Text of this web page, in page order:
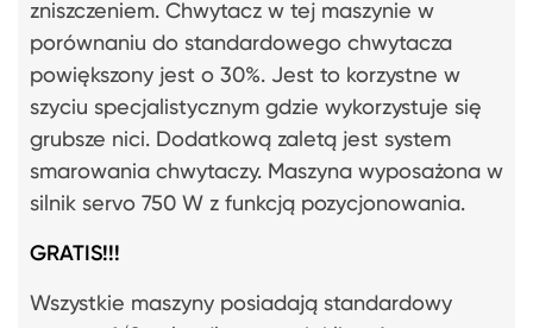
zniszczeniem. Chwytacz w tej maszynie w
porównaniu do standardowego chwytacza
powiększony jest o 30%. Jest to korzystne w
szyciu specjalistycznym gdzie wykorzystuje się
grubsze nici. Dodatkową zaletą jest system
smarowania chwytaczy. Maszyna wyposażona w
silnik servo 750 W z funkcją pozycjonowania.
GRATIS!!!
Wszystkie maszyny posiadają standardowy